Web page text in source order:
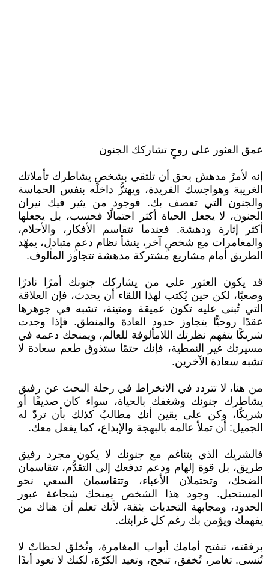
عمق العثور على روحٍ تشاركك الجنون
إنه لأمرٌ مدهش بحق أن تلتقي بشخصٍ يشاطرك تأملاتك
الغريبة وهواجسك الفريدة، ويهتزُّ داخله بنفس الحماسة
والجنون التي تعصف بك. فوجود من يثير فيك نيران
الجنون، لا يجعل الحياة أكثر احتمالًا فحسب، بل يجعلها
أكثر إثارة ودهشة. فعندما تتقاسم الأفكار، والأحلام،
والمغامرات مع شخصٍ آخر، ينشأ نظام دعمٍ متبادل، يمهّد
الطريق أمام مشاريع مشتركة مدهشة تتجاوز المألوف.
قد يكون العثور على من يشاركك جنونك أمرًا نادرًا
وصعبًا، لكن حين يُكتب لهذا اللقاء أن يحدث، فإن العلاقة
التي تُبنى عليه تكون عميقة ومتينة، تشبه في جوهرها
عقدًا روحيًّا يتجاوز حدود العادة والمنطق. فإذا وجدت
شريكًا يتفهم نظرتك اللامألوفة للعالم، ويمنحك دعمه في
مسيرتك غير النمطية، فإنك حتمًا ستذوق طعم سعادة لا
تشبه سعادة الآخرين.
من هنا، لا تتردد في الانخراط في رحلة البحث عن رفيق
يشاطرك جنونك وشغفك بالحياة، سواء كان صديقًا أو
شريكًا، وكن على يقين أنك مطالبٌ كذلك بأن تردّ له
الجميل: أن تملأ عالمه بالبهجة والإبداع، كما يفعل معك.
فالشريك الذي يتناغم مع جنونك لا يكون مجرد رفيق
طريق، بل قوة إلهام ودعم تدفعك إلى التقدُّم، تتقاسمان
الضحك، وتحتملان الأعباء، وتتقاسمان السعي نحو
المستحيل. وجود هذا الشخص يمنحك شجاعة عبور
الحدود، ومجابهة التحديات بثقة، لأنك تعلم أن هناك من
يفهمك ويؤمن بك رغم كل غرابتك.
برفقته، تنفتح أمامك أبواب المغامرة، وتُخلق لحظاتٌ لا
تُنسى. تغامر، تُخفق، تنجح، وتعيد الكرّة، لكنك لا تعود أبدًا